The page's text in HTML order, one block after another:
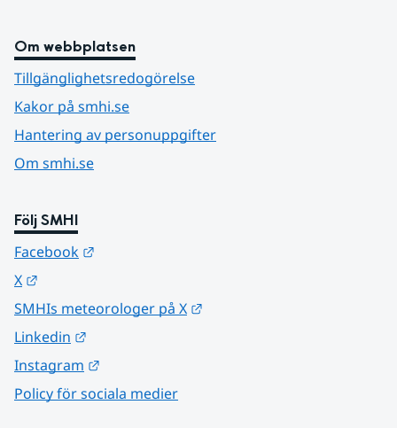
Om webbplatsen
Tillgänglighetsredogörelse
Kakor på smhi.se
Hantering av personuppgifter
Om smhi.se
Följ SMHI
Facebook
X
SMHIs meteorologer på X
Linkedin
Instagram
Policy för sociala medier